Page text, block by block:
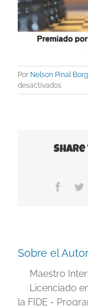
Por Nelson Pinal
desactivadosen
Share
Sobre el
Maestro
Licenciado
la FIDE -